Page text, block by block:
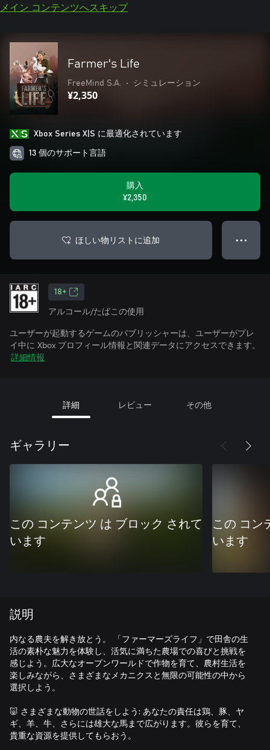
メイン コンテンツへスキップ
Farmer's Life
FreeMind S.A. • シミュレーション
¥2,350
Xbox Series X|S に最適化されています
13 個のサポート言語
購入
¥2,350
ほしい物リストに追加 ● ● ●
18+
アルコール/たばこの使用
ユーザーが起動するゲームのパブリッシャーは、ユーザーがプレ
イ中に Xbox プロフィール情報と関連データにアクセスできます。
詳細情報
詳細 レビュー その他
ギャラリー
この コンテンツ は ブロック されて
います
この コン
います
説明
内なる農夫を解き放とう。 「ファーマーズライフ」で田舎の生
活の素朴な魅力を体験し、活気に満ちた農場での喜びと挑戦を
感じよう。広大なオープンワールドで作物を育て、農村生活を
楽しみながら、さまざまなメカニクスと無限の可能性の中から
選択しよう。
🐷 さまざまな動物の世話をしよう: あなたの責任は鶏、豚、ヤ
ギ、羊、牛、さらには雄大な馬まで広がります。彼らを育て、
貴重な資源を提供してもらおう。